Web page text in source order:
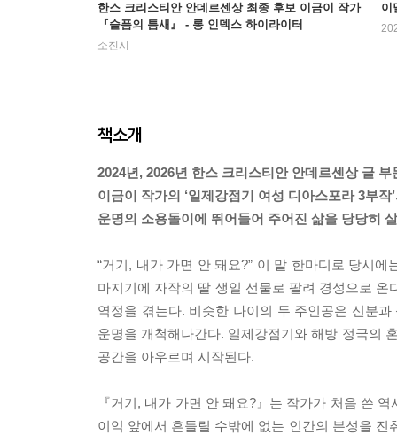
한스 크리스티안 안데르센상 최종 후보 이금이 작가
『슬픔의 틈새』 - 롱 인덱스 하이라이터
소진시
이
책소개
2024년, 2026년 한스 크리스티안 안데르센상 글 부
이금이 작가의 ‘일제강점기 여성 디아스포라 3부작
운명의 소용돌이에 뛰어들어 주어진 삶을 당당히
“거기, 내가 가면 안 돼요?” 이 말 한마디로 당시
마지기에 자작의 딸 생일 선물로 팔려 경성으로
역정을 겪는다. 비슷한 나이의 두 주인공은 신분
운명을 개척해나간다. 일제강점기와 해방 정국의
공간을 아우르며 시작된다.
『거기, 내가 가면 안 돼요?』는 작가가 처음 쓴
이익 앞에서 흔들릴 수밖에 없는 인간의 본성을